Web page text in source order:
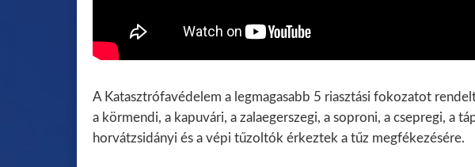
A Katasztrófavédelem a legmagasabb 5 riasztási fokozatot
a körmendi, a kapuvári, a zalaegerszegi, a soproni, a csepregi, a
horvátzsidányi és a vépi tűzoltók érkeztek a tűz megfékezésére.